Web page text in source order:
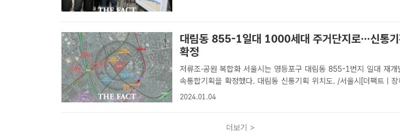
대림동 855-1일대 1000세대 주거단지로…신통기
확정
저류조·공원 복합화 서울시는 영등포구 대림동 855-1번지 일대 재개발 신
속통합기획을 확정했다. 대림동 신통기획 위치도. /서울시[더팩트ㅣ장
기자] 서울시는 영등포구 대림동 855-1번지 일대 재개발 신속통합기
2024.01.04
더보기 >